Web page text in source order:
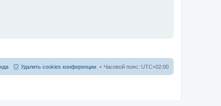
Часовой пояс: UTC+02:00
Удалить cookies конференции